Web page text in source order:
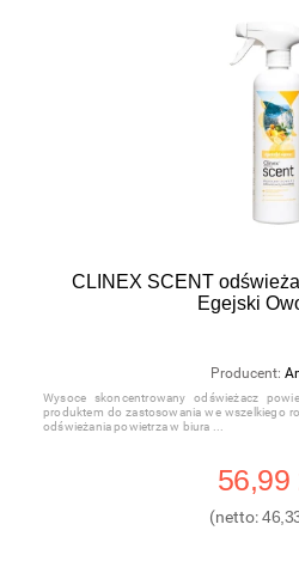
CLINEX SCENT
Egejski
Producent:
Wysoce skoncentrowany odświeżacz
produktem do zastosowania we wszelkiego
odświeżania powietrza w biura
56,99
(netto: